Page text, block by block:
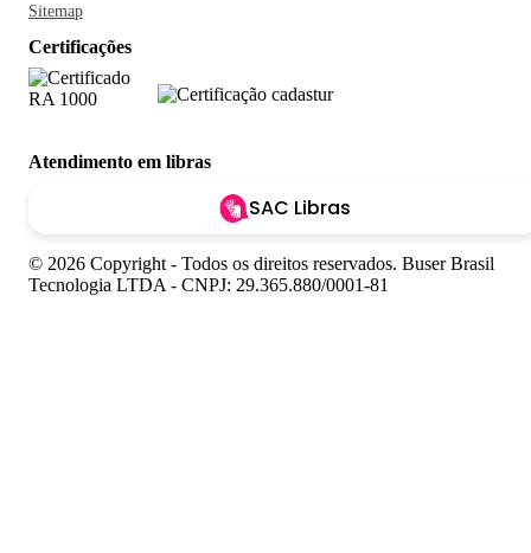
Sitemap
Certificações
Atendimento em libras
SAC Libras
© 2026 Copyright - Todos os direitos reservados. Buser Brasil
Tecnologia LTDA - CNPJ: 29.365.880/0001-81